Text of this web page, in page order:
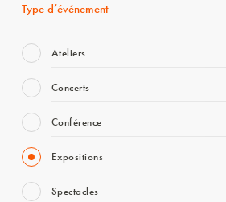
Type d’événement
Ateliers
Concerts
Conférence
Expositions
Spectacles